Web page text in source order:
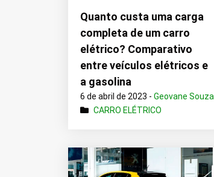
Quanto custa uma carga
completa de um carro
elétrico? Comparativo
entre veículos elétricos e
a gasolina
6 de abril de 2023 -Geovane Souza
CARRO ELÉTRICO